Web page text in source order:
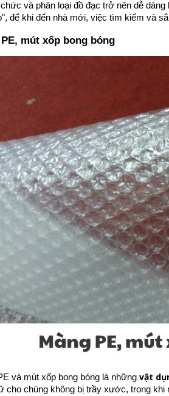
và phân loại đồ đạc trở nên dễ
để khi đến nhà mới, việc tìm kiếm và
mút xốp bong bóng
và mút xốp bong bóng là những vật
cho chúng không bị trầy xước, trong